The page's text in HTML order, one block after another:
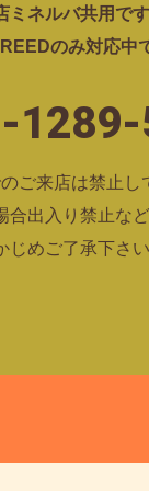
ネルバ共用です
のみ対応中
ご来店は禁止し
合出入り禁止な
じめご了承下さい